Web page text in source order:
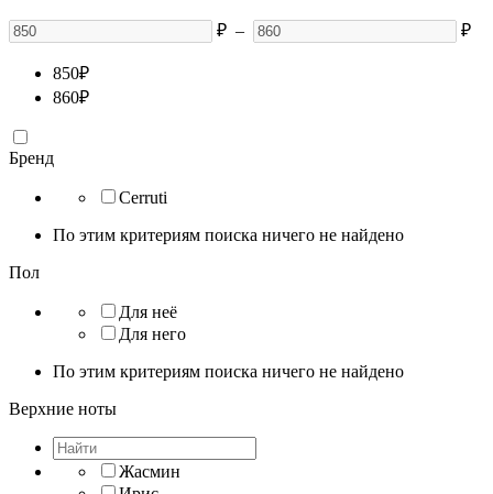
₽ – ₽
850₽
860₽
Бренд
Cerruti
По этим критериям поиска ничего не найдено
Пол
Для неё
Для него
По этим критериям поиска ничего не найдено
Верхние ноты
Жасмин